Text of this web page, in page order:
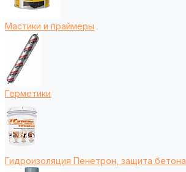
Мастики и праймеры
Герметики
Гидроизоляция Пенетрон, защита бетона